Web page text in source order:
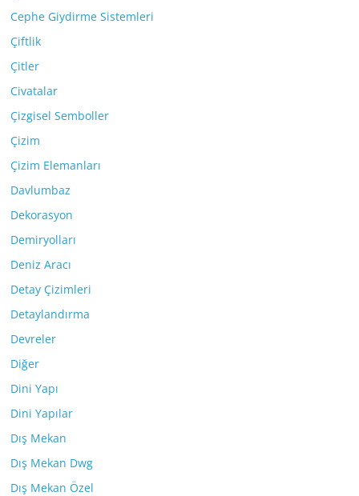
Cephe Giydirme Sistemleri
Çiftlik
Çitler
Civatalar
Çizgisel Semboller
Çizim
Çizim Elemanları
Davlumbaz
Dekorasyon
Demiryolları
Deniz Aracı
Detay Çizimleri
Detaylandırma
Devreler
Diğer
Dini Yapı
Dini Yapılar
Dış Mekan
Dış Mekan Dwg
Dış Mekan Özel